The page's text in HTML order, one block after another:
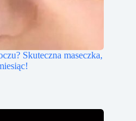
Skuteczna maseczka,